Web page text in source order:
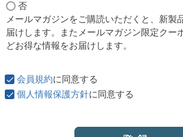
須
)
否
メールマガジンをご購読いただくと、新製
届けします。またメールマガジン限定クー
どお得な情報をお届けします。
会員規約に同意する
個人情報保護方針に同意する